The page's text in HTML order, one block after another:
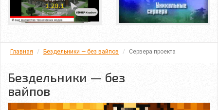
Главная Бездельники — без вайпов Сервера проекта
Бездельники — без
вайпов